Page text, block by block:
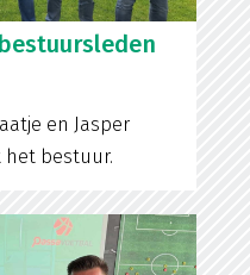
en Jasper
het bestuur.